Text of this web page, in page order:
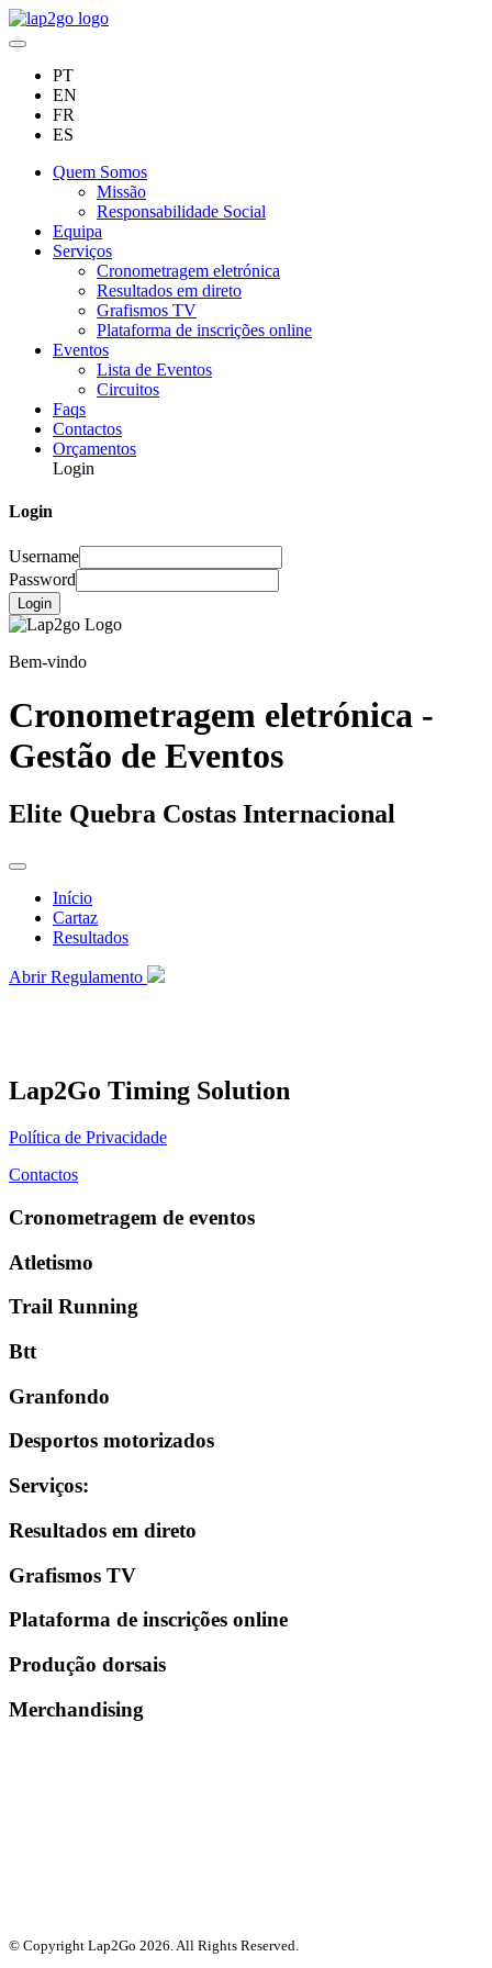
PT
EN
FR
ES
Quem Somos
Missão
Responsabilidade Social
Equipa
Serviços
Cronometragem eletrónica
Resultados em direto
Grafismos TV
Plataforma de inscrições online
Eventos
Lista de Eventos
Circuitos
Faqs
Contactos
Orçamentos
Login
Login
Username
Password
Login
Bem-vindo
Cronometragem eletrónica -
Gestão de Eventos
Elite Quebra Costas Internacional
Início
Cartaz
Resultados
Abrir Regulamento
Lap2Go Timing Solution
Política de Privacidade
Contactos
Cronometragem de eventos
Atletismo
Trail Running
Btt
Granfondo
Desportos motorizados
Serviços:
Resultados em direto
Grafismos TV
Plataforma de inscrições online
Produção dorsais
Merchandising
© Copyright Lap2Go 2026. All Rights Reserved.